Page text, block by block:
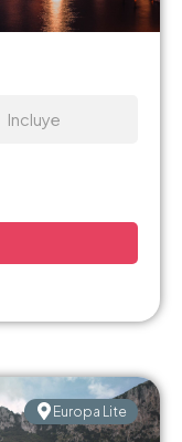
Incluye
Europa Lite